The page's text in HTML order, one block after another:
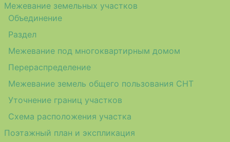
Межевание земельных участков
Объединение
Раздел
Межевание под многоквартирным домом
Перераспределение
Межевание земель общего пользования СНТ
Уточнение границ участков
Схема расположения участка
Поэтажный план и экспликация